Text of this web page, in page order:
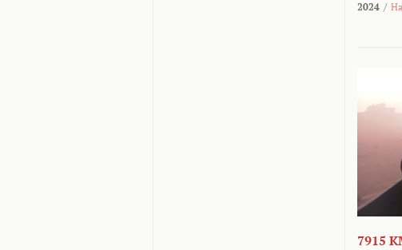
2024 /
7915